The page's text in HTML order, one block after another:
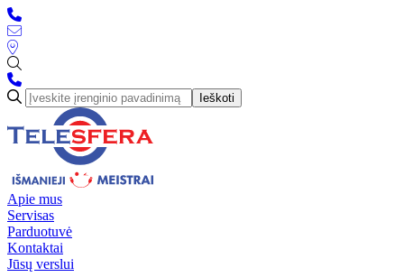
Ieškoti
Apie mus
Servisas
Parduotuvė
Kontaktai
Jūsų verslui